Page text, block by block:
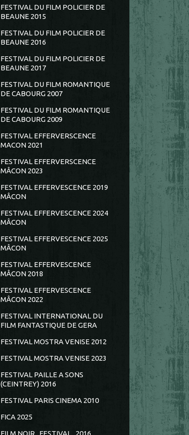
FESTIVAL DU FILM POLICIER DE
BEAUNE 2015
FESTIVAL DU FILM POLICIER DE
BEAUNE 2016
FESTIVAL DU FILM POLICIER DE
BEAUNE 2017
FESTIVAL DU FILM ROMANTIQUE
DE CABOURG 2007
FESTIVAL DU FILM ROMANTIQUE
DE CABOURG 2009
FESTIVAL EFFERVERSCENCE
MACON 2021
FESTIVAL EFFERVERSCENCE
MÂCON 2023
FESTIVAL EFFERVESCENCE 2019
MÂCON
FESTIVAL EFFERVESCENCE 2024
MÂCON
FESTIVAL EFFERVESCENCE 2025
MÂCON
FESTIVAL EFFERVESCENCE
MÂCON 2018
FESTIVAL EFFERVESCENCE
MÂCON 2022
FESTIVAL INTERNATIONAL DU
FILM FANTASTIQUE DE GERA
FESTIVAL MOSTRA VENISE 2012
FESTIVAL MOSTRA VENISE 2023
FESTIVAL PAILLE A SONS
(CEINTREY) 2016
FESTIVAL PARIS CINEMA 2010
FICA 2025